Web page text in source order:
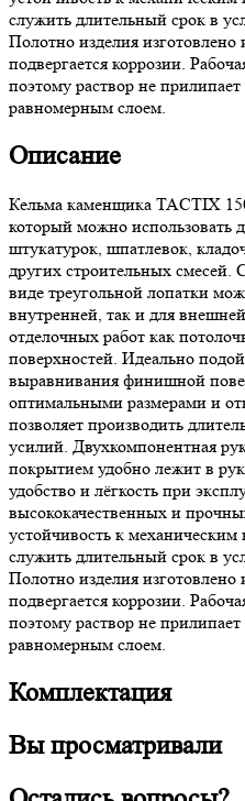
служить длительный срок в
Полотно изделия изготовлено
подвергается коррозии.
поэтому раствор не
равномерным слоем.
Описание
Кельма каменщика TACTIX
который можно использовать
штукатурок, шпатлевок,
других строительных смесей.
виде треугольной лопатки
внутренней, так и для
отделочных работ как
поверхностей. Идеально
выравнивания финишной
оптимальными размерами и
позволяет производить
усилий. Двухкомпонентная
покрытием удобно лежит в
удобство и лёгкость при
высококачественных и
устойчивость к механическим
служить длительный срок в
Полотно изделия изготовлено
подвергается коррозии.
поэтому раствор не
равномерным слоем.
Комплектация
Вы просматривали